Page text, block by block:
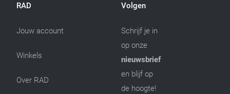
RAD
Jouw account
Winkels
Over RAD
Volgen
Schrijf je in
op onze
nieuwsbrief
en blijf op
de hoogte!